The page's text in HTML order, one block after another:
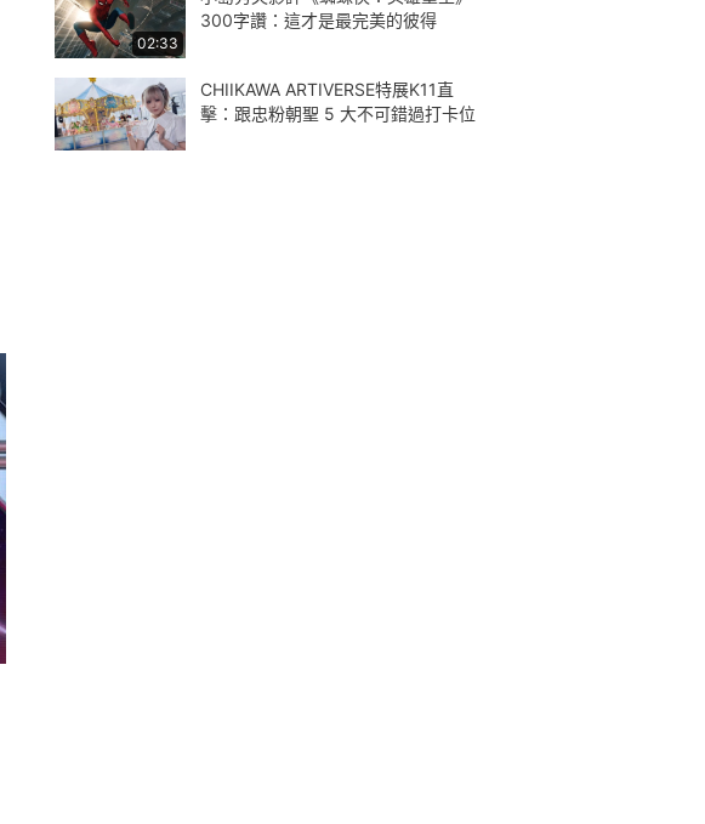
02:33
300字讚：這才是最完美的彼得
CHIIKAWA ARTIVERSE特展K11直
擊：跟忠粉朝聖 5 大不可錯過打卡位